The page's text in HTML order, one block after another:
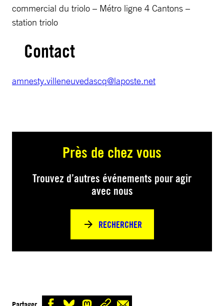
commercial du triolo – Métro ligne 4 Cantons –
station triolo
Contact
amnesty.villeneuvedascq@laposte.net
Près de chez vous
Trouvez d’autres événements pour agir
avec nous
RECHERCHER